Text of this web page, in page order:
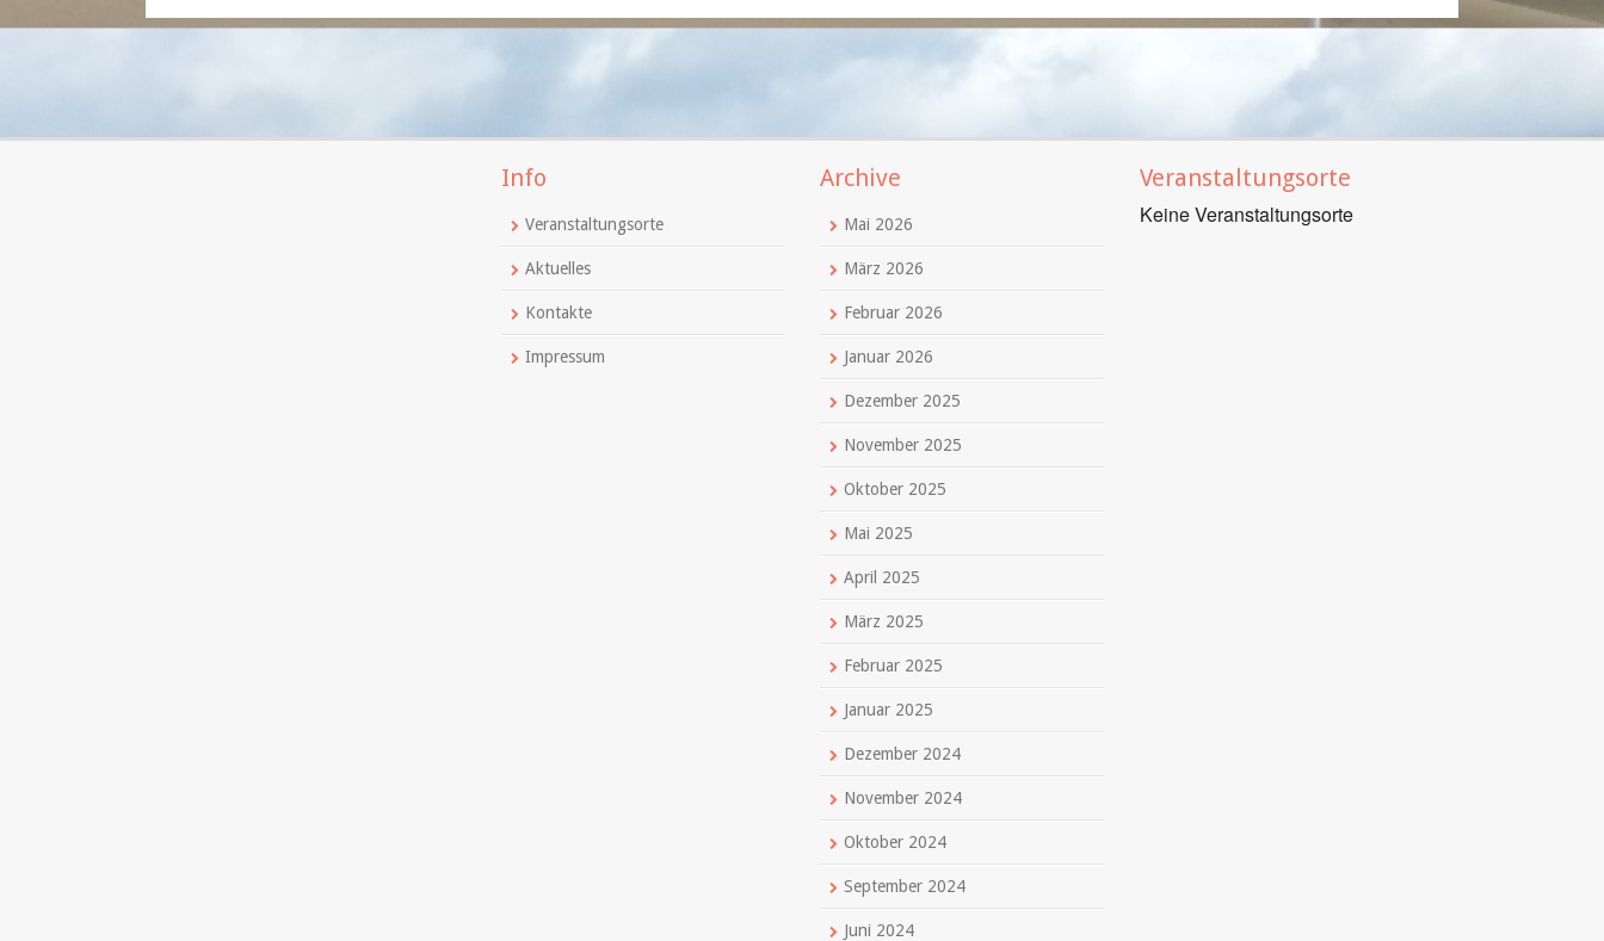
Info
Veranstaltungsorte
Aktuelles
Kontakte
Impressum
Archive
Mai 2026
März 2026
Februar 2026
Januar 2026
Dezember 2025
November 2025
Oktober 2025
Mai 2025
April 2025
März 2025
Februar 2025
Januar 2025
Dezember 2024
November 2024
Oktober 2024
September 2024
Juni 2024
Veranstaltungsorte
Keine Veranstaltungsorte